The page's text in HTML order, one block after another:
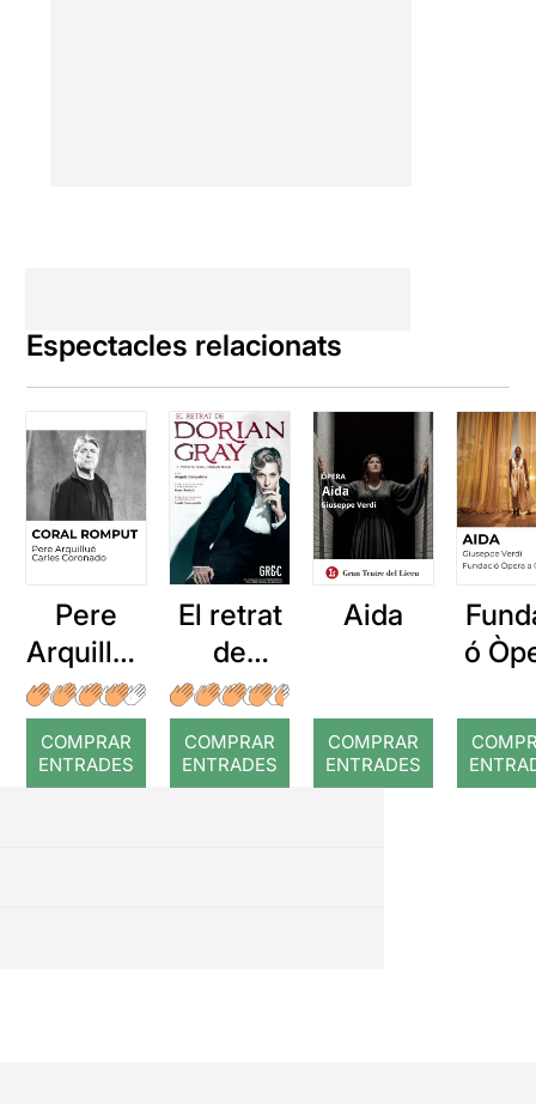
Espectacles relacionats
Pere
Arquillué
: Coral
romput
COMPRAR
ENTRADES
El retrat
de
Dorian
Gray
COMPRAR
ENTRADES
Aida
COMPRAR
ENTRADES
ó
a: